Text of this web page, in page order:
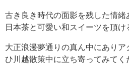
古き良き時代の面影を残した情
日本茶と可愛い和スイーツを頂け
大正浪漫夢通りの真ん中にあり
ひ川越散策中に立ち寄ってみてく